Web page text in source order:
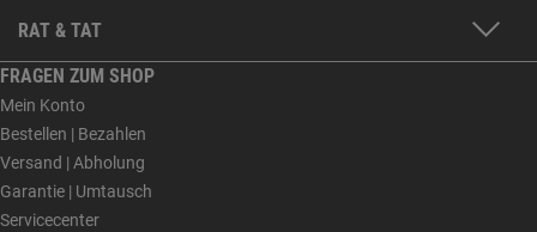
RAT & TAT
FRAGEN ZUM SHOP
Mein Konto
Bestellen | Bezahlen
Versand | Abholung
Garantie | Umtausch
Servicecenter